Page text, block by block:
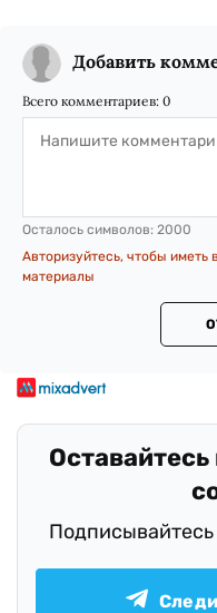
Добавить
Всего комментариев: 0
Осталось символов: 2000
Авторизуйтесь, чтобы иметь
материалы